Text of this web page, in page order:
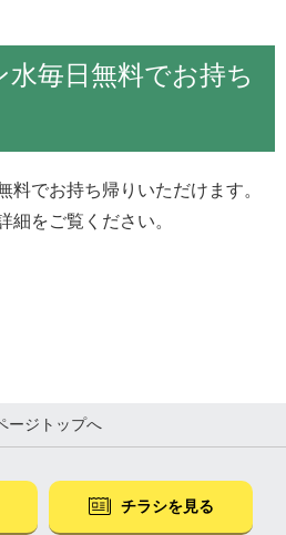
毎日無料でお持ち
料でお持ち帰りいただけます。
細をご覧ください。
ージトップへ
チラシを見る